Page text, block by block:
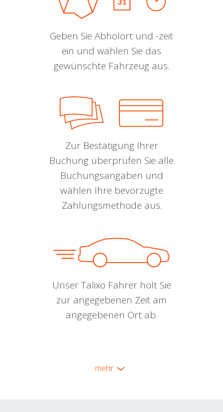
Geben Sie Abholort und -zeit
ein und wählen Sie das
gewünschte Fahrzeug aus.
Zur Bestätigung Ihrer
Buchung überprüfen Sie alle
Buchungsangaben und
wählen Ihre bevorzugte
Zahlungsmethode aus.
Unser Talixo Fahrer holt Sie
zur angegebenen Zeit am
angegebenen Ort ab.
mehr